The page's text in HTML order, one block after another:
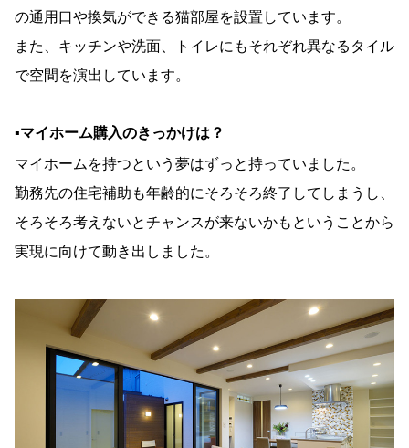
の通用口や換気ができる猫部屋を設置しています。
また、キッチンや洗面、トイレにもそれぞれ異なるタイル
で空間を演出しています。
▪︎マイホーム購入のきっかけは？
マイホームを持つという夢はずっと持っていました。
勤務先の住宅補助も年齢的にそろそろ終了してしまうし、
そろそろ考えないとチャンスが来ないかもということから
実現に向けて動き出しました。